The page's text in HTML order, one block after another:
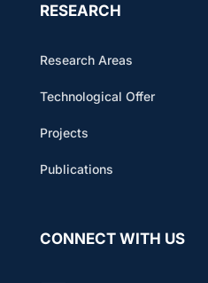
RESEARCH
Research Areas
Technological Offer
Projects
Publications
CONNECT WITH US